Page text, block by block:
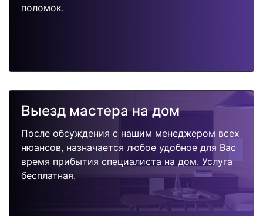
поломок.
Выезд мастера на дом
После обсуждения с нашим менеджером всех
нюансов, назначается любое удобное для Вас
время прибытия специалиста на дом. Услуга
бесплатная.